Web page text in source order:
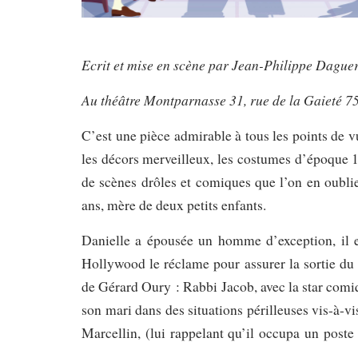
Ecrit et mise en scène par Jean-Philippe
Au théâtre Montparnasse 31, rue de la Gaieté
C’est une pièce admirable à tous les points de
les décors merveilleux, les costumes
de scènes drôles et comiques que l’on en
ans, mère de deux petits enfants.
Danielle a épousée un homme d’exception,
Hollywood le réclame pour assurer la sortie
de Gérard Oury : Rabbi Jacob, avec la star
son mari dans des situations périlleuses vis-à-
Marcellin, (lui rappelant qu’il occupa un